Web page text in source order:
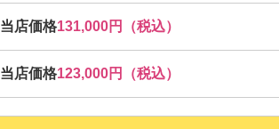
当店価格131,000円（税込）
当店価格123,000円（税込）